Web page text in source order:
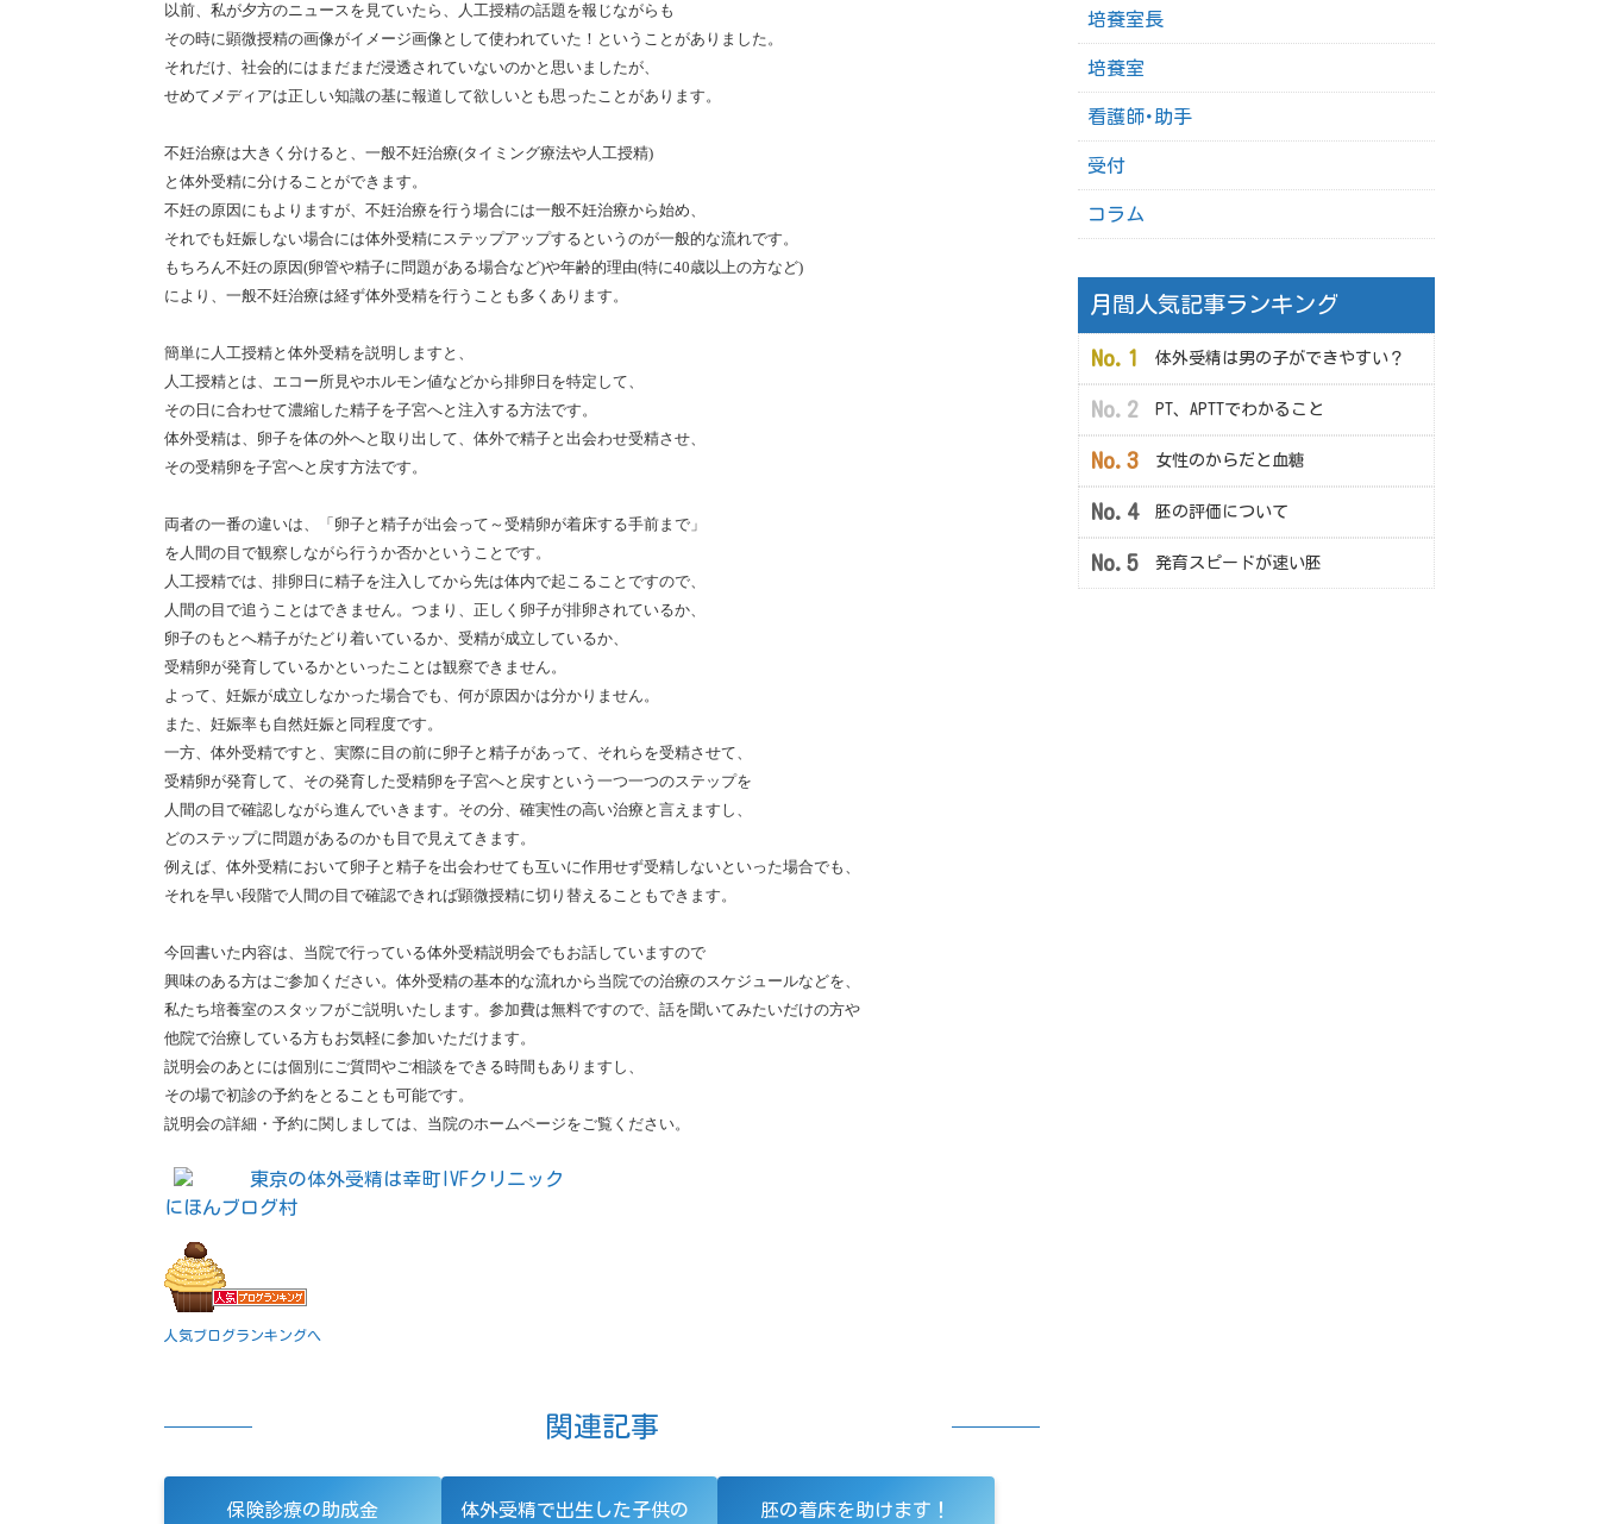
以前、私が夕方のニュースを見ていたら、人工授精の話題を報じながらも
その時に顕微授精の画像がイメージ画像として使われていた！ということがありました。
それだけ、社会的にはまだまだ浸透されていないのかと思いましたが、
せめてメディアは正しい知識の基に報道して欲しいとも思ったことがあります。
不妊治療は大きく分けると、一般不妊治療(タイミング療法や人工授精)
と体外受精に分けることができます。
不妊の原因にもよりますが、不妊治療を行う場合には一般不妊治療から始め、
それでも妊娠しない場合には体外受精にステップアップするというのが一般的な流れです。
もちろん不妊の原因(卵管や精子に問題がある場合など)や年齢的理由(特に40歳以上の方など)
により、一般不妊治療は経ず体外受精を行うことも多くあります。
簡単に人工授精と体外受精を説明しますと、
人工授精とは、エコー所見やホルモン値などから排卵日を特定して、
その日に合わせて濃縮した精子を子宮へと注入する方法です。
体外受精は、卵子を体の外へと取り出して、体外で精子と出会わせ受精させ、
その受精卵を子宮へと戻す方法です。
両者の一番の違いは、「卵子と精子が出会って～受精卵が着床する手前まで」
を人間の目で観察しながら行うか否かということです。
人工授精では、排卵日に精子を注入してから先は体内で起こることですので、
人間の目で追うことはできません。つまり、正しく卵子が排卵されているか、
卵子のもとへ精子がたどり着いているか、受精が成立しているか、
受精卵が発育しているかといったことは観察できません。
よって、妊娠が成立しなかった場合でも、何が原因かは分かりません。
また、妊娠率も自然妊娠と同程度です。
一方、体外受精ですと、実際に目の前に卵子と精子があって、それらを受精させて、
受精卵が発育して、その発育した受精卵を子宮へと戻すという一つ一つのステップを
人間の目で確認しながら進んでいきます。その分、確実性の高い治療と言えますし、
どのステップに問題があるのかも目で見えてきます。
例えば、体外受精において卵子と精子を出会わせても互いに作用せず受精しないといった場合でも、
それを早い段階で人間の目で確認できれば顕微授精に切り替えることもできます。
今回書いた内容は、当院で行っている体外受精説明会でもお話していますので
興味のある方はご参加ください。体外受精の基本的な流れから当院での治療のスケジュールなどを、
私たち培養室のスタッフがご説明いたします。参加費は無料ですので、話を聞いてみたいだけの方や
他院で治療している方もお気軽に参加いただけます。
説明会のあとには個別にご質問やご相談をできる時間もありますし、
その場で初診の予約をとることも可能です。
説明会の詳細・予約に関しましては、当院のホームページをご覧ください。
東京の体外受精は幸町IVFクリニック
にほんブログ村
人気ブログランキングへ
関連記事
保険診療の助成金
体外受精で出生した子供の
胚の着床を助けます！
培養室長
培養室
看護師･助手
受付
コラム
月間人気記事ランキング
体外受精は男の子ができやすい？
PT、APTTでわかること
女性のからだと血糖
胚の評価について
発育スピードが速い胚